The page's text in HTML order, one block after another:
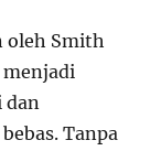
oleh Smith
dan
Tanpa